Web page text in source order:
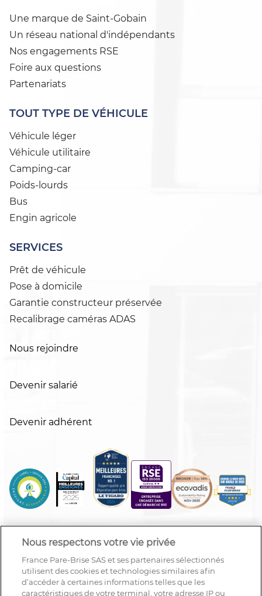
Une marque de Saint-Gobain
Un réseau national d'indépendants
Nos engagements RSE
Foire aux questions
Partenariats
TOUT TYPE DE VÉHICULE
Véhicule léger
Véhicule utilitaire
Camping-car
Poids-lourds
Bus
Engin agricole
SERVICES
Prêt de véhicule
Pose à domicile
Garantie constructeur préservée
Recalibrage caméras ADAS
Nous rejoindre
Devenir salarié
Devenir adhérent
Nous respectons votre vie privée
France Pare-Brise SAS et ses partenaires sélectionnés
utilisent des cookies et technologies similaires afin
d’accéder à certaines informations telles que les
caractéristiques de votre terminal, votre adresse IP ou